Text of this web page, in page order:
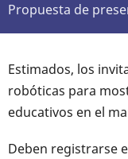
Propuesta de
Estimados, los
robóticas para
educativos en el
Deben registrarse